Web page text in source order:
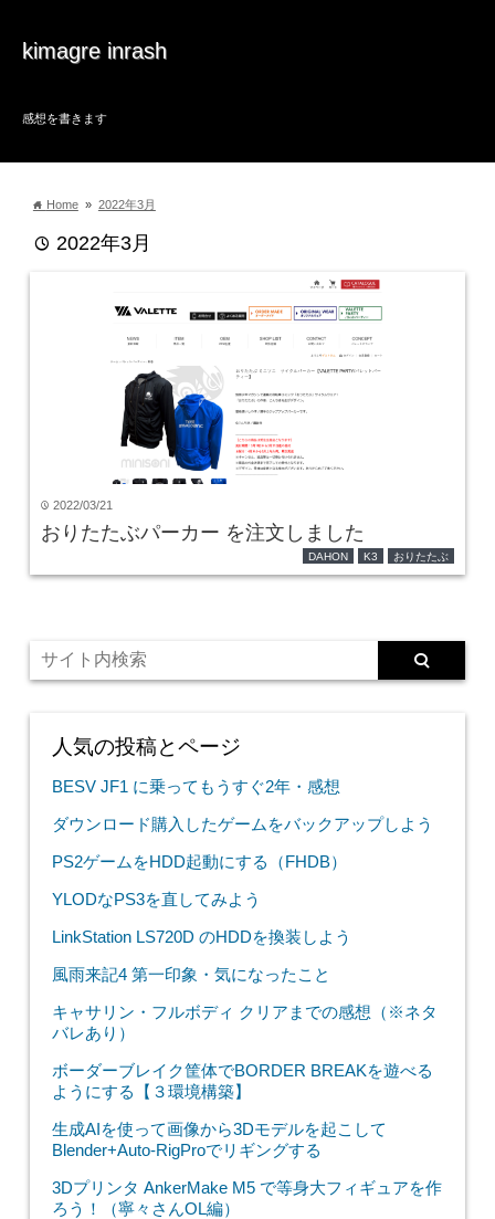
kimagre inrash
感想を書きます
home Home » 2022年3月
time 2022年3月
time 2022/03/21
おりたたぶパーカー を注文しました
DAHON K3 おりたたぶ
人気の投稿とページ
BESV JF1 に乗ってもうすぐ2年・感想
ダウンロード購入したゲームをバックアップしよう
PS2ゲームをHDD起動にする（FHDB）
YLODなPS3を直してみよう
LinkStation LS720D のHDDを換装しよう
風雨来記4 第一印象・気になったこと
キャサリン・フルボディ クリアまでの感想（※ネタ
バレあり）
ボーダーブレイク筐体でBORDER BREAKを遊べる
ようにする【３環境構築】
生成AIを使って画像から3Dモデルを起こして
Blender+Auto-RigProでリギングする
3Dプリンタ AnkerMake M5 で等身大フィギュアを作
ろう！（寧々さんOL編）